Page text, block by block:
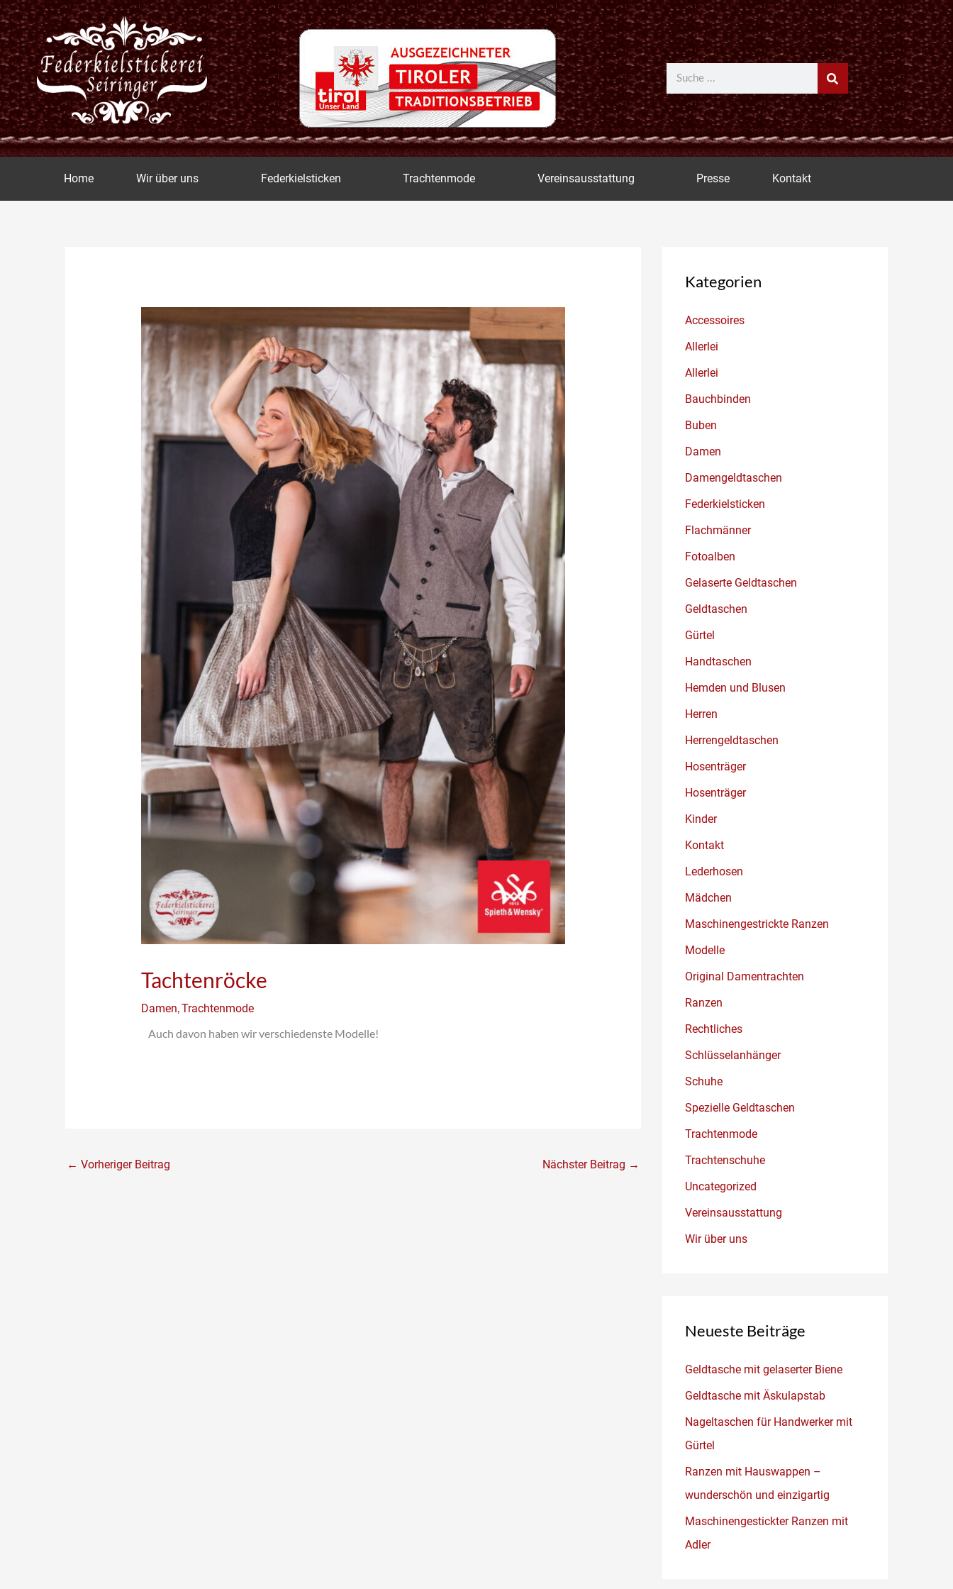
Zum
Inhalt
springen
Suche
Home Wir über uns Federkielsticken Trachtenmode Vereinsausstattung Presse Kontakt
Tachtenröcke
Damen,Trachtenmode
Auch davon haben wir verschiedenste Modelle!
← Vorheriger Beitrag Nächster Beitrag →
Kategorien
Accessoires
Allerlei
Allerlei
Bauchbinden
Buben
Damen
Damengeldtaschen
Federkielsticken
Flachmänner
Fotoalben
Gelaserte Geldtaschen
Geldtaschen
Gürtel
Handtaschen
Hemden und Blusen
Herren
Herrengeldtaschen
Hosenträger
Hosenträger
Kinder
Kontakt
Lederhosen
Mädchen
Maschinengestrickte Ranzen
Modelle
Original Damentrachten
Ranzen
Rechtliches
Schlüsselanhänger
Schuhe
Spezielle Geldtaschen
Trachtenmode
Trachtenschuhe
Uncategorized
Vereinsausstattung
Wir über uns
Neueste Beiträge
Geldtasche mit gelaserter Biene
Geldtasche mit Äskulapstab
Nageltaschen für Handwerker mit
Gürtel
Ranzen mit Hauswappen –
wunderschön und einzigartig
Maschinengestickter Ranzen mit
Adler